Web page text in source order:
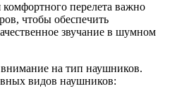
перелета важно
чтобы обеспечить
звучание в шумном
на тип наушников.
видов наушников: